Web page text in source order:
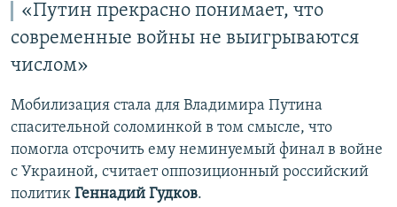
«Путин прекрасно понимает, что
современные войны не выигрываются
числом»
Мобилизация стала для Владимира Путина
спасительной соломинкой в том смысле, что
помогла отсрочить ему неминуемый финал в войне
с Украиной, считает оппозиционный российский
политик Геннадий Гудков.